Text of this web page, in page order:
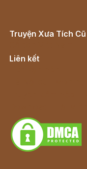
Truyện Xưa Tích Cũ
Liên kết